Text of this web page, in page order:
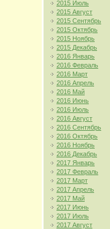
2015 Июль
2015 Август
2015 Сентябрь
2015 Октябрь
2015 Ноябрь
2015 Декабрь
2016 Январь
2016 Февраль
2016 Март
2016 Апрель
2016 Май
2016 Июнь
2016 Июль
2016 Август
2016 Сентябрь
2016 Октябрь
2016 Ноябрь
2016 Декабрь
2017 Январь
2017 Февраль
2017 Март
2017 Апрель
2017 Май
2017 Июнь
2017 Июль
2017 Август